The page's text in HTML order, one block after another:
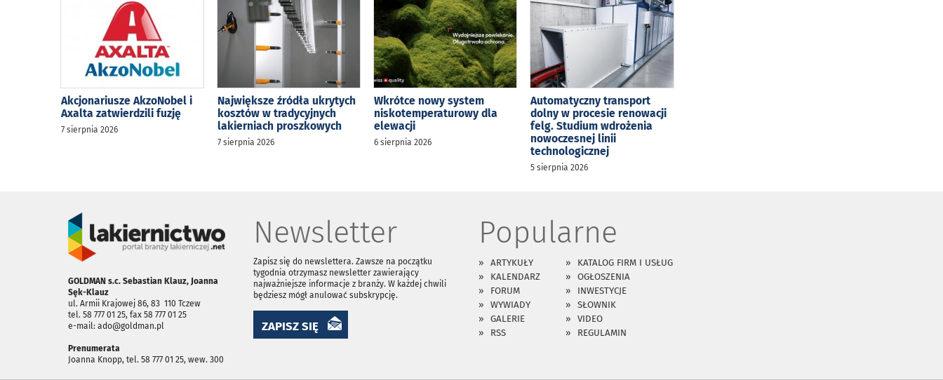
Akcjonariusze AkzoNobel i
Axalta zatwierdzili fuzję
7 sierpnia 2026
Największe źródła ukrytych
kosztów w tradycyjnych
lakierniach proszkowych
7 sierpnia 2026
Wkrótce nowy system
niskotemperaturowy dla
elewacji
6 sierpnia 2026
Automatyczny transport
dolny w procesie renowacji
felg. Studium wdrożenia
nowoczesnej linii
technologicznej
5 sierpnia 2026
GOLDMAN s.c. Sebastian Klauz, Joanna
Sęk-Klauz
ul. Armii Krajowej 86, 83 ­ 110 Tczew
tel. 58 777 01 25, fax 58 777 01 25
e-mail: ado@goldman.pl
Prenumerata
Joanna Knopp, tel. 58 777 01 25, wew. 300
Newsletter
Zapisz się do newslettera. Zawsze na początku
tygodnia otrzymasz newsletter zawierający
najważniejsze informacje z branży. W każdej chwili
będziesz mógł anulować subskrypcję.
ZAPISZ SIĘ
Popularne
ARTYKUŁY
KATALOG FIRM I USŁUG
KALENDARZ
OGŁOSZENIA
FORUM
INWESTYCJE
WYWIADY
SŁOWNIK
GALERIE
VIDEO
RSS
REGULAMIN